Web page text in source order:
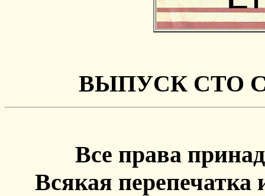
ВЫПУСК СТО
Все права
Всякая перепечатка